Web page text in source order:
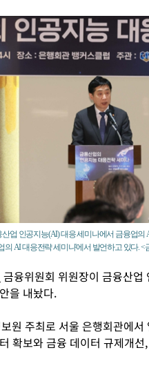
업 인공지능(AI) 대응 세미나에서 금융업의
의 AI 대응전략 세미나'에서 발언하고 있다. <
금융위원회 위원장이 금융산
을 내놨다.
원 주최로 서울 은행회관에서
확보와 금융 데이터 규제개